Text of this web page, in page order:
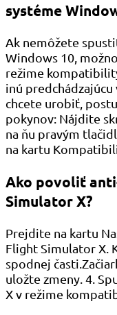
systéme
Ak nemôžete
Windows 10,
režime
inú
chcete urobiť,
pokynov: Nájdite
na ňu pravým
na kartu
Ako povoliť
Simulator X?
Prejdite na kartu
Flight Simulator X.
spodnej
uložte zmeny. 4.
X v režime